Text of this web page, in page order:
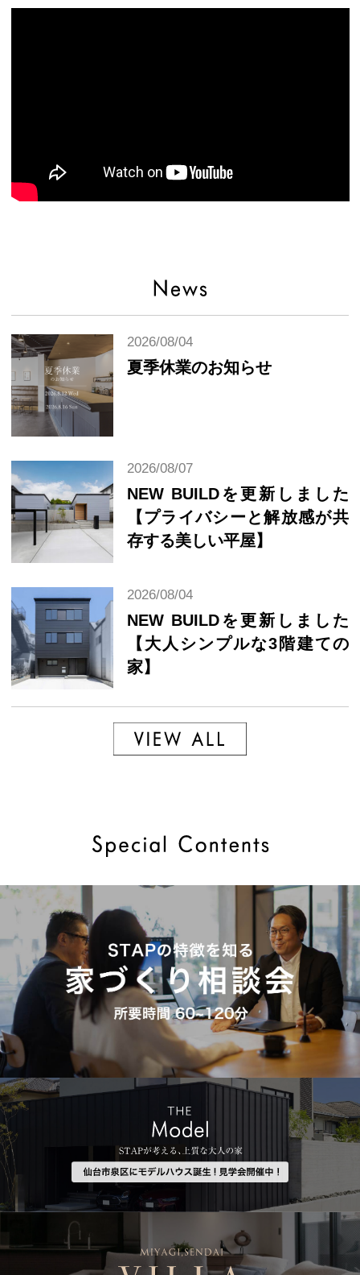
2026/08/04
夏季休業のお知らせ
2026/08/07
NEW BUILDを更新しました
【プライバシーと解放感が共
存する美しい平屋】
2026/08/04
NEW BUILDを更新しました
【大人シンプルな3階建ての
家】